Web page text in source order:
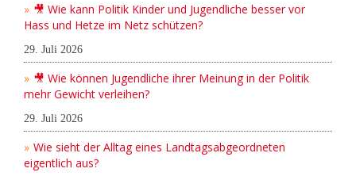
🎥 Wie kann Politik Kinder und Jugendliche besser vor
Hass und Hetze im Netz schützen?
29. Juli 2026
🎥 Wie können Jugendliche ihrer Meinung in der Politik
mehr Gewicht verleihen?
29. Juli 2026
Wie sieht der Alltag eines Landtagsabgeordneten
eigentlich aus?